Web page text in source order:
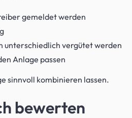
gemeldet werden
unterschiedlich vergütet werden
Anlage passen
sinnvoll kombinieren lassen.
bewerten